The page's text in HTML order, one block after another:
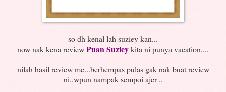
so dh kenal lah suziey kan...
now nak kena reviewPuan Suzieykita ni punya vacation....
nilah hasil review me...berhempas pulas gak nak buat review
ni..wpun nampak sempoi ajer ..